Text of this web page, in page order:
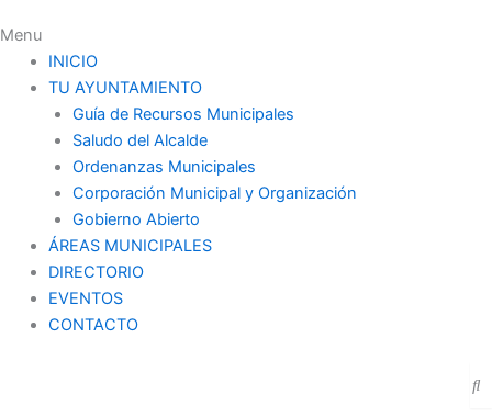
Menu
INICIO
TU AYUNTAMIENTO
Guía de Recursos Municipales
Saludo del Alcalde
Ordenanzas Municipales
Corporación Municipal y Organización
Gobierno Abierto
ÁREAS MUNICIPALES
DIRECTORIO
EVENTOS
CONTACTO